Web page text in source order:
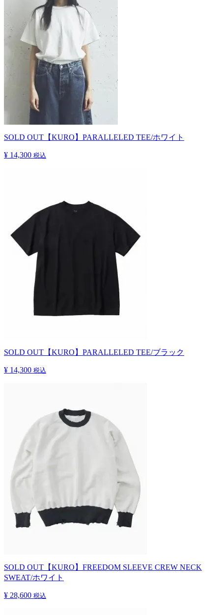
SOLD OUT 【KURO】PARALLELED TEE/ホワイト
¥ 14,300 税込
SOLD OUT 【KURO】PARALLELED TEE/ブラック
¥ 14,300 税込
SOLD OUT 【KURO】FREEDOM SLEEVE CREW NECK
SWEAT/ホワイト
¥ 28,600 税込